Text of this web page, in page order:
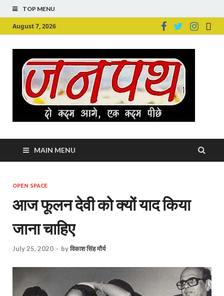
TOP MENU
August 7, 2026
MAIN MENU
OPEN SPACE
आज फूलन देवी को क्यों याद किया
जाना चाहिए
July 25, 2020 - byविकाश सिंह मौर्य